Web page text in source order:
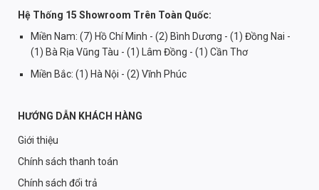
Hệ Thống 15 Showroom Trên Toàn Quốc:
Miền Nam: (7) Hồ Chí Minh - (2) Bình Dương - (1) Đồng Nai -
(1) Bà Rịa Vũng Tàu - (1) Lâm Đồng - (1) Cần Thơ
Miền Bắc: (1) Hà Nội - (2) Vĩnh Phúc
HƯỚNG DẪN KHÁCH HÀNG
Giới thiệu
Chính sách thanh toán
Chính sách đổi trả